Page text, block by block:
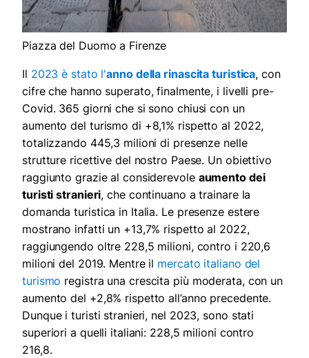
Piazza del Duomo a Firenze
Il 2023 è stato l'anno della rinascita turistica, con
cifre che hanno superato, finalmente, i livelli pre-
Covid. 365 giorni che si sono chiusi con un
aumento del turismo di +8,1% rispetto al 2022,
totalizzando 445,3 milioni di presenze nelle
strutture ricettive del nostro Paese. Un obiettivo
raggiunto grazie al considerevole aumento dei
turisti stranieri, che continuano a trainare la
domanda turistica in Italia. Le presenze estere
mostrano infatti un +13,7% rispetto al 2022,
raggiungendo oltre 228,5 milioni, contro i 220,6
milioni del 2019. Mentre il mercato italiano del
turismo registra una crescita più moderata, con un
aumento del +2,8% rispetto all’anno precedente.
Dunque i turisti stranieri, nel 2023, sono stati
superiori a quelli italiani: 228,5 milioni contro
216,8.